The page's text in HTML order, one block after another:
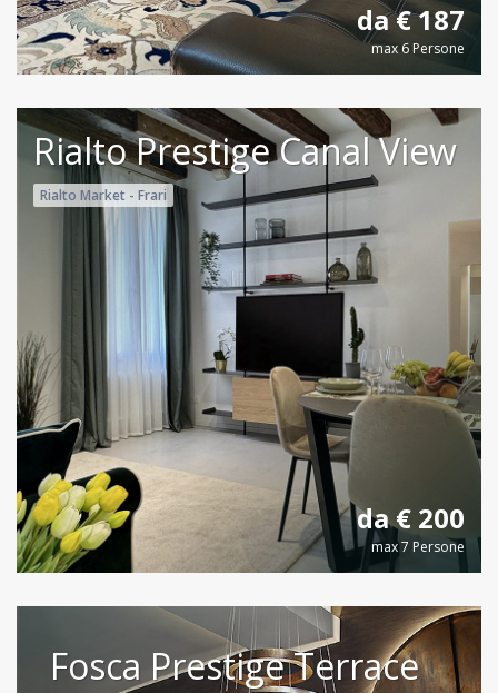
da € 187
max 6 Persone
Rialto Prestige Canal View
Rialto Market - Frari
da € 200
max 7 Persone
Fosca Prestige Terrace